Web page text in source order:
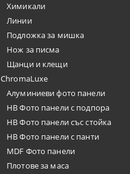
Химикали
Линии
Подложка за мишка
Нож за писма
Щанци и клещи
ChromaLuxe
Алуминиеви фото панели
HB Фото панели с подпора
HB Фото панели със стойка
HB Фото панели с панти
MDF Фото панели
Плотове за маса